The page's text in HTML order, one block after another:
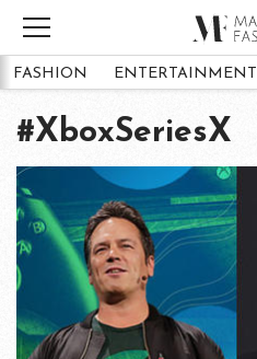
FASHION ENTERTAINMENT
#XboxSeriesX